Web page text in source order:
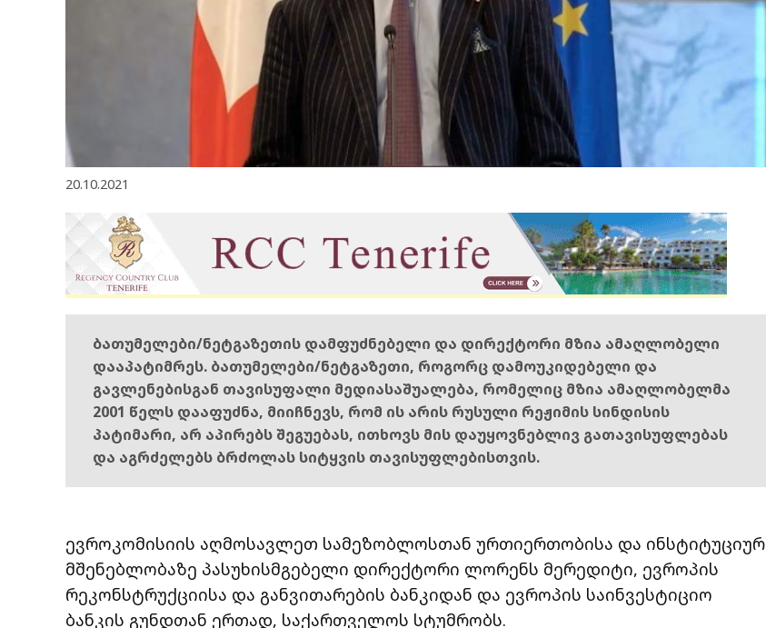
20.10.2021
ბათუმელები/ნეტგაზეთის დამფუძნებელი და დირექტორი მზია ამაღლობელი
დააპატიმრეს. ბათუმელები/ნეტგაზეთი, როგორც დამოუკიდებელი და
გავლენებისგან თავისუფალი მედიასაშუალება, რომელიც მზია ამაღლობელმა
2001 წელს დააფუძნა, მიიჩნევს, რომ ის არის რუსული რეჟიმის სინდისის
პატიმარი, არ აპირებს შეგუებას, ითხოვს მის დაუყოვნებლივ გათავისუფლებას
და აგრძელებს ბრძოლას სიტყვის თავისუფლებისთვის.
ევროკომისიის აღმოსავლეთ სამეზობლოსთან ურთიერთობისა და ინსტიტუციურ
მშენებლობაზე პასუხისმგებელი დირექტორი ლორენს მერედიტი, ევროპის
რეკონსტრუქციისა და განვითარების ბანკიდან და ევროპის საინვესტიციო
ბანკის გუნდთან ერთად, საქართველოს სტუმრობს.